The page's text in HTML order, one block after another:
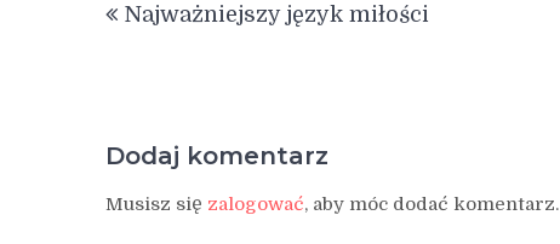
wpisu
Najważniejszy język miłości
Dodaj komentarz
Musisz się zalogować, aby móc dodać komentarz.